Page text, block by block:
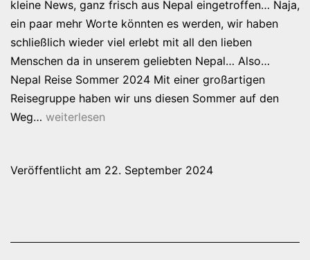
kleine News, ganz frisch aus Nepal eingetroffen… Naja,
ein paar mehr Worte könnten es werden, wir haben
schließlich wieder viel erlebt mit all den lieben
Menschen da in unserem geliebten Nepal… Also…
Nepal Reise Sommer 2024 Mit einer großartigen
Reisegruppe haben wir uns diesen Sommer auf den
Weg… Nepal-
2024
weiterlesen
Veröffentlicht am 22. September 2024